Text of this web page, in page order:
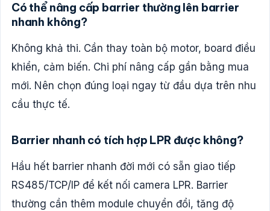
Có thể nâng cấp barrier thường lên barrier
nhanh không?
Không khả thi. Cần thay toàn bộ motor, board điều
khiển, cảm biến. Chi phí nâng cấp gần bằng mua
mới. Nên chọn đúng loại ngay từ đầu dựa trên nhu
cầu thực tế.
Barrier nhanh có tích hợp LPR được không?
Hầu hết barrier nhanh đời mới có sẵn giao tiếp
RS485/TCP/IP để kết nối camera LPR. Barrier
thường cần thêm module chuyển đổi, tăng độ